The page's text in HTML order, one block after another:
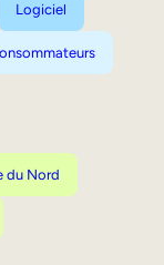
Logiciel
du Nord